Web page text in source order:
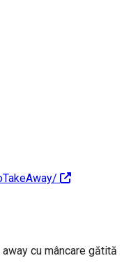
cu mâncare gătită